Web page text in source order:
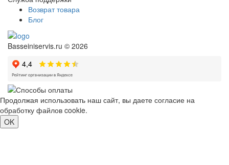
Возврат товара
Блог
Basseiniservis.ru © 2026
Продолжая использовать наш сайт, вы даете согласие на
обработку файлов cookie.
OK